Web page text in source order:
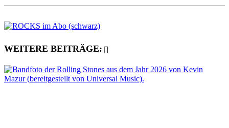
WEITERE BEITRÄGE: